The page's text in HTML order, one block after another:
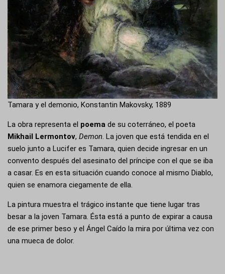
Tamara y el demonio, Konstantin Makovsky, 1889
La obra representa el poema de su coterráneo, el poeta
Mikhail Lermontov, Demon . La joven que está tendida en el
suelo junto a Lucifer es Tamara, quien decide ingresar en un
convento después del asesinato del príncipe con el que se iba
a casar. Es en esta situación cuando conoce al mismo Diablo,
quien se enamora ciegamente de ella.
La pintura muestra el trágico instante que tiene lugar tras
besar a la joven Tamara. Ésta está a punto de expirar a causa
de ese primer beso y el Ángel Caído la mira por última vez con
una mueca de dolor.